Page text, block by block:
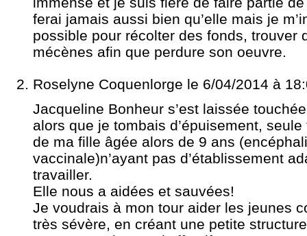
ferai jamais aussi bien qu’elle mais je
possible pour récolter des fonds, trouver
mécènes afin que perdure son oeuvre.
Roselyne Coquenlorge le 6/04/2014 à
Jacqueline Bonheur s’est laissée
alors que je tombais d’épuisement,
de ma fille âgée alors de 9 ans
vaccinale)n’ayant pas d’établissement
travailler.
Elle nous a aidées et sauvées!
Je voudrais à mon tour aider les jeunes
très sévère, en créant une petite